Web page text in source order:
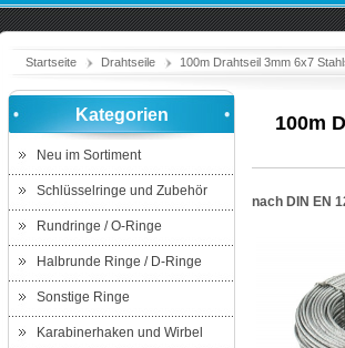
Startseite Drahtseile 100m Drahtseil 3mm 6x7
Kategorien
Neu im Sortiment
Schlüsselringe und Zubehör
Rundringe / O-Ringe
Halbrunde Ringe / D-Ringe
Sonstige Ringe
Karabinerhaken und Wirbel
100m
nach DIN EN